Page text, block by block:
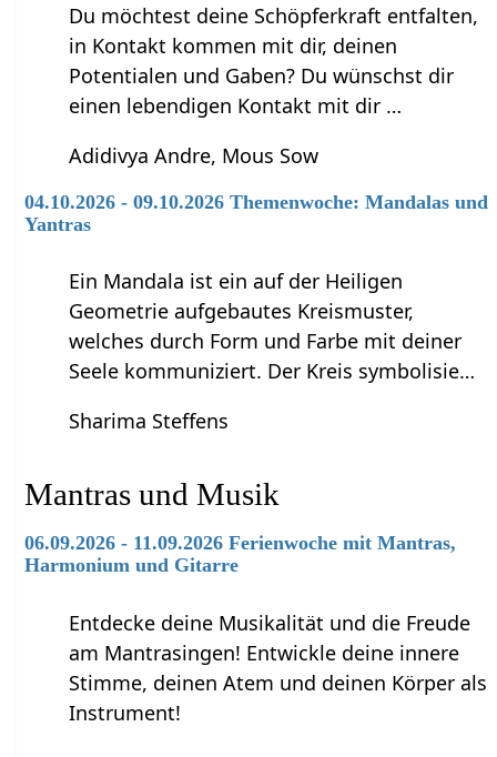
Du möchtest deine Schöpferkraft entfalten,
in Kontakt kommen mit dir, deinen
Potentialen und Gaben? Du wünschst dir
einen lebendigen Kontakt mit dir …
Adidivya Andre, Mous Sow
04.10.2026 - 09.10.2026 Themenwoche: Mandalas und
Yantras
Ein Mandala ist ein auf der Heiligen
Geometrie aufgebautes Kreismuster,
welches durch Form und Farbe mit deiner
Seele kommuniziert. Der Kreis symbolisie…
Sharima Steffens
Mantras und Musik
06.09.2026 - 11.09.2026 Ferienwoche mit Mantras,
Harmonium und Gitarre
Entdecke deine Musikalität und die Freude
am Mantrasingen! Entwickle deine innere
Stimme, deinen Atem und deinen Körper als
Instrument!